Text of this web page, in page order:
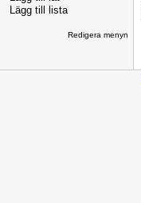
Lägg till lista
Redigera menyn